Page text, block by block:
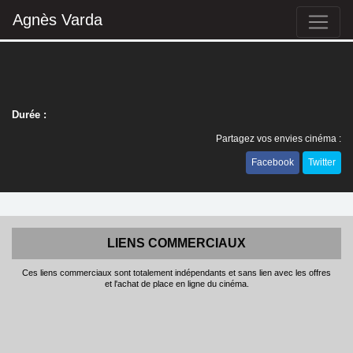
Agnès Varda
Durée :
Partagez vos envies cinéma :
Facebook Twitter
LIENS COMMERCIAUX
Ces liens commerciaux sont totalement indépendants et sans lien avec les offres
et l'achat de place en ligne du cinéma.